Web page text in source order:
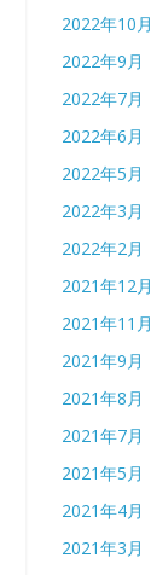
2022年10月
2022年9月
2022年7月
2022年6月
2022年5月
2022年3月
2022年2月
2021年12月
2021年11月
2021年9月
2021年8月
2021年7月
2021年5月
2021年4月
2021年3月